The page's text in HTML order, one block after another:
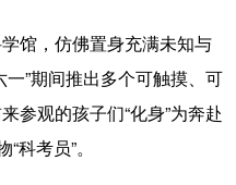
馆，仿佛置身充满未知与
”期间推出多个可触摸、可
参观的孩子们“化身”为奔赴
科考员”。